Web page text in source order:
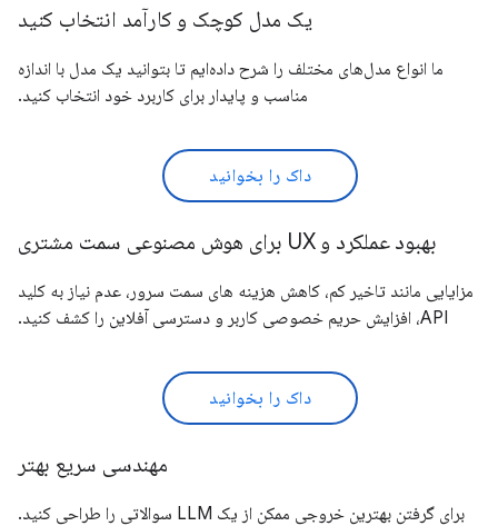
یک مدل کوچک و کارآمد انتخاب کنید
ما انواع مدل‌های مختلف را شرح داده‌ایم تا بتوانید یک مدل با اندازه
مناسب و پایدار برای کاربرد خود انتخاب کنید.
داک را بخوانید
بهبود عملکرد و UX برای هوش مصنوعی سمت مشتری
مزایایی مانند تاخیر کم، کاهش هزینه های سمت سرور، عدم نیاز به کلید
API، افزایش حریم خصوصی کاربر و دسترسی آفلاین را کشف کنید.
داک را بخوانید
مهندسی سریع بهتر
برای گرفتن بهترین خروجی ممکن از یک LLM سوالاتی را طراحی کنید.